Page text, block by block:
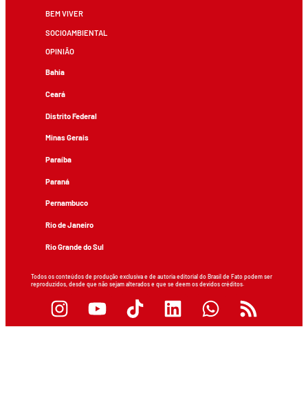
BEM VIVER
SOCIOAMBIENTAL
OPINIÃO
Bahia
Ceará
Distrito Federal
Minas Gerais
Paraíba
Paraná
Pernambuco
Rio de Janeiro
Rio Grande do Sul
Todos os conteúdos de produção exclusiva e de autoria editorial do Brasil de Fato podem ser
reproduzidos, desde que não sejam alterados e que se deem os devidos créditos.